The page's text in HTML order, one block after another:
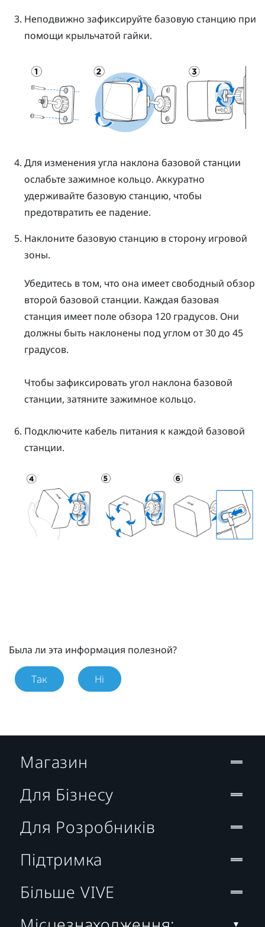
Неподвижно зафиксируйте базовую станцию при
помощи крыльчатой гайки.
Для изменения угла наклона базовой станции
ослабьте зажимное кольцо. Аккуратно
удерживайте базовую станцию, чтобы
предотвратить ее падение.
Наклоните базовую станцию в сторону игровой
зоны.
Убедитесь в том, что она имеет свободный обзор
второй базовой станции. Каждая базовая
станция имеет поле обзора 120 градусов. Они
должны быть наклонены под углом от 30 до 45
градусов.
Чтобы зафиксировать угол наклона базовой
станции, затяните зажимное кольцо.
Подключите кабель питания к каждой базовой
станции.
Была ли эта информация полезной?
Так Ні
Магазин
Для Бізнесу
Для Розробників
Підтримка
Більше VIVE